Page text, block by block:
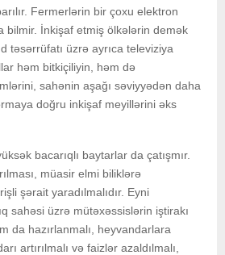
Fermerlərin bir çoxu elektron
bilmir. İnkişaf etmiş ölkələrin demək
təsərrüfatı üzrə ayrıca televiziya
həm bitkiçiliyin, həm də
sahənin aşağı səviyyədən daha
doğru inkişaf meyillərini əks
bacarıqlı baytarlar da çatışmır.
müasir elmi biliklərə
şərait yaradılmalıdır. Eyni
sahəsi üzrə mütəxəssislərin iştirakı
da hazırlanmalı, heyvandarlara
artırılmalı və faizlər azaldılmalı,